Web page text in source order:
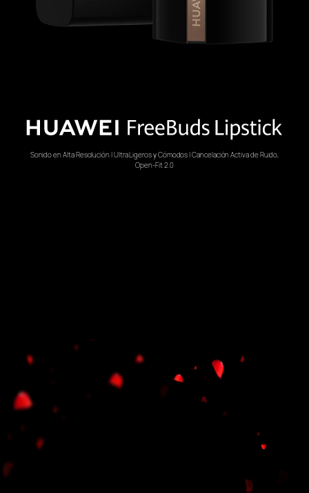
Sonido en Alta Resolución | Ultra Ligeros y Cómodos | CancelaciónActiva de Ruido,
Open-Fit 2.0